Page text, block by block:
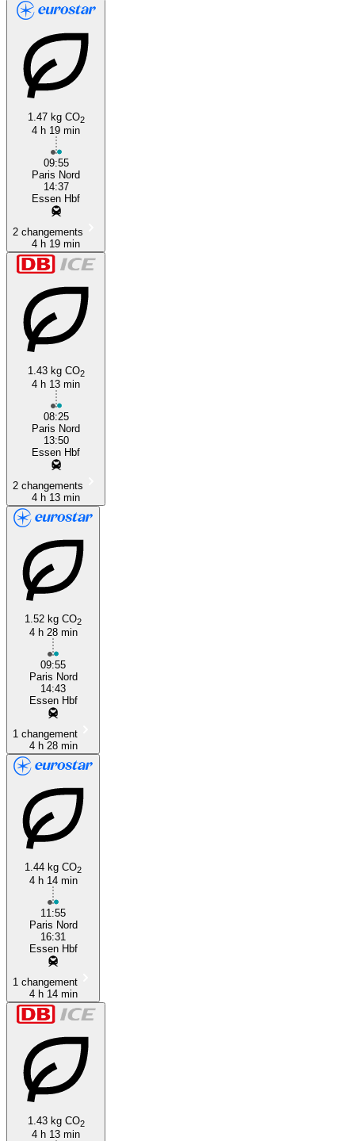
1.47 kg CO2
4 h 19 min
09:55
Paris Nord
14:37
Essen Hbf
2 changements
4 h 19 min
1.43 kg CO2
4 h 13 min
08:25
Paris Nord
13:50
Essen Hbf
2 changements
4 h 13 min
1.52 kg CO2
4 h 28 min
09:55
Paris Nord
14:43
Essen Hbf
1 changement
4 h 28 min
1.44 kg CO2
4 h 14 min
11:55
Paris Nord
16:31
Essen Hbf
1 changement
4 h 14 min
1.43 kg CO2
4 h 13 min